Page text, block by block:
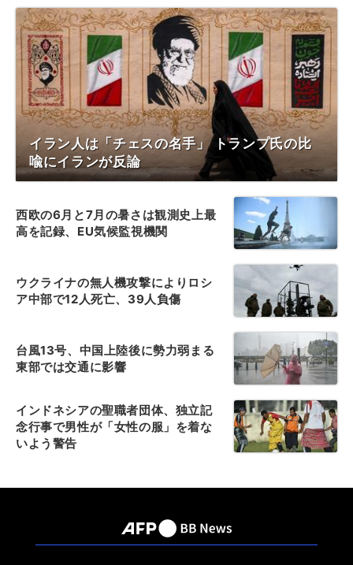
イラン人は「チェスの名手」 トランプ氏の比
喩にイランが反論
西欧の6月と7月の暑さは観測史上最
高を記録、EU気候監視機関
ウクライナの無人機攻撃によりロシ
ア中部で12人死亡、39人負傷
台風13号、中国上陸後に勢力弱まる
東部では交通に影響
インドネシアの聖職者団体、独立記
念行事で男性が「女性の服」を着な
いよう警告